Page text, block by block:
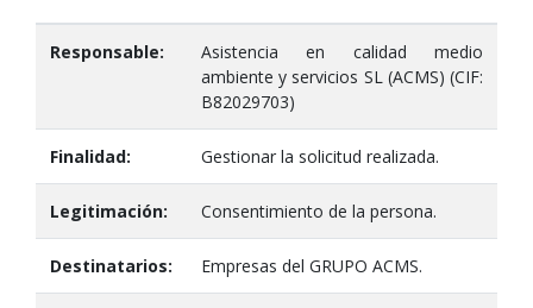
Responsable:
Asistencia en calidad medio
ambiente y servicios SL (ACMS) (CIF:
B82029703)
Finalidad: Gestionar la solicitud realizada.
Legitimación: Consentimiento de la persona.
Destinatarios: Empresas del GRUPO ACMS.